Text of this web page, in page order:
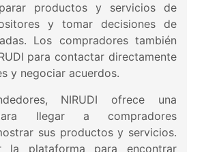
productos y servicios de
y tomar decisiones de
Los compradores también
para contactar directamente
y negociar acuerdos.
NIRUDI ofrece una
llegar a compradores
sus productos y servicios.
la plataforma para encontrar